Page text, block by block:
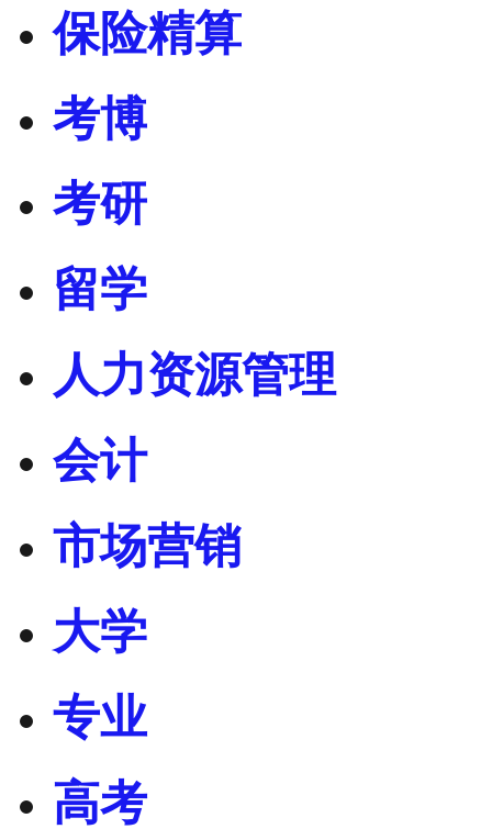
保险精算
考博
考研
留学
人力资源管理
会计
市场营销
大学
专业
高考